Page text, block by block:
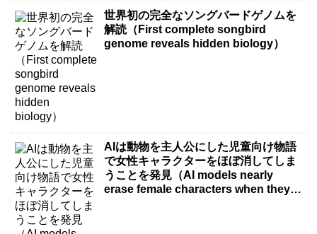
世界初の完全なソングバードゲノムを
解読（First complete songbird
genome reveals hidden biology）
AIは動物を主人公にした児童向け物語
で女性キャラクターをほぼ消してしま
うことを発見（AI models nearly
erase female characters when they